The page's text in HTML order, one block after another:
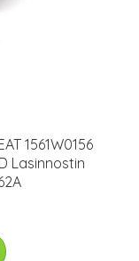
1561W0156
Lasinnostin